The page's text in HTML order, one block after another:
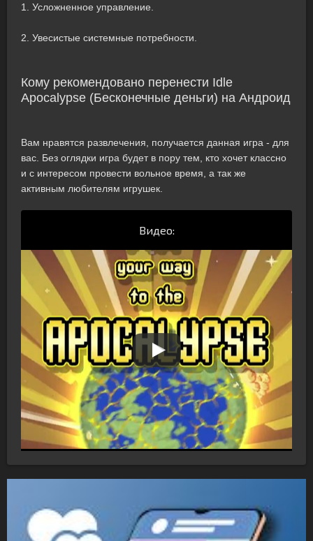
1. Усложненное управление.
2. Увесистые системные потребности.
Кому рекомендовано перенести Idle
Apocalypse (Бесконечные деньги) на Андроид
Вам нравятся развлечения, получается данная игра - для
вас. Без оглядки игра будет в пору тем, кто хочет классно
и с интересом провести вольное время, а так же
активным любителям игрушек.
Видео: